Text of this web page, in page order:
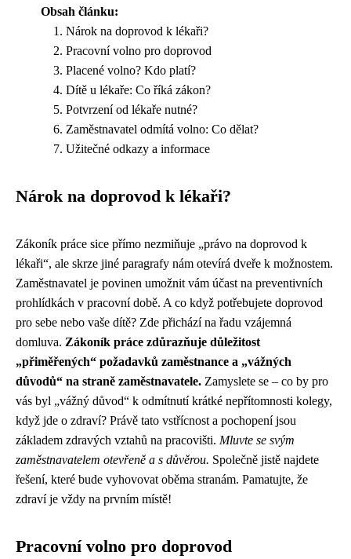
Obsah článku:
Nárok na doprovod k lékaři?
Pracovní volno pro doprovod
Placené volno? Kdo platí?
Dítě u lékaře: Co říká zákon?
Potvrzení od lékaře nutné?
Zaměstnavatel odmítá volno: Co dělat?
Užitečné odkazy a informace
Nárok na doprovod k lékaři?
Zákoník práce sice přímo nezmiňuje „právo na doprovod k
lékaři“, ale skrze jiné paragrafy nám otevírá dveře k možnostem.
Zaměstnavatel je povinen umožnit vám účast na preventivních
prohlídkách v pracovní době. A co když potřebujete doprovod
pro sebe nebo vaše dítě? Zde přichází na řadu vzájemná
domluva. Zákoník práce zdůrazňuje důležitost
„přiměřených“ požadavků zaměstnance a „vážných
důvodů“ na straně zaměstnavatele. Zamyslete se – co by pro
vás byl „vážný důvod“ k odmítnutí krátké nepřítomnosti kolegy,
když jde o zdraví? Právě tato vstřícnost a pochopení jsou
základem zdravých vztahů na pracovišti. Mluvte se svým
zaměstnavatelem otevřeně a s důvěrou. Společně jistě najdete
řešení, které bude vyhovovat oběma stranám. Pamatujte, že
zdraví je vždy na prvním místě!
Pracovní volno pro doprovod